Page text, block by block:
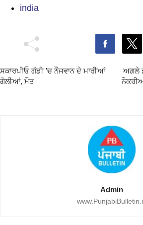
india
ਸਕਾਰਪੀਓ ਗੱਡੀ 'ਚ ਨੌਜਵਾਨ ਦੇ ਮਾਰੀਆਂ
ਗੋਲੀਆਂ, ਮੌਤ
ਅਗਲੇ
Admin